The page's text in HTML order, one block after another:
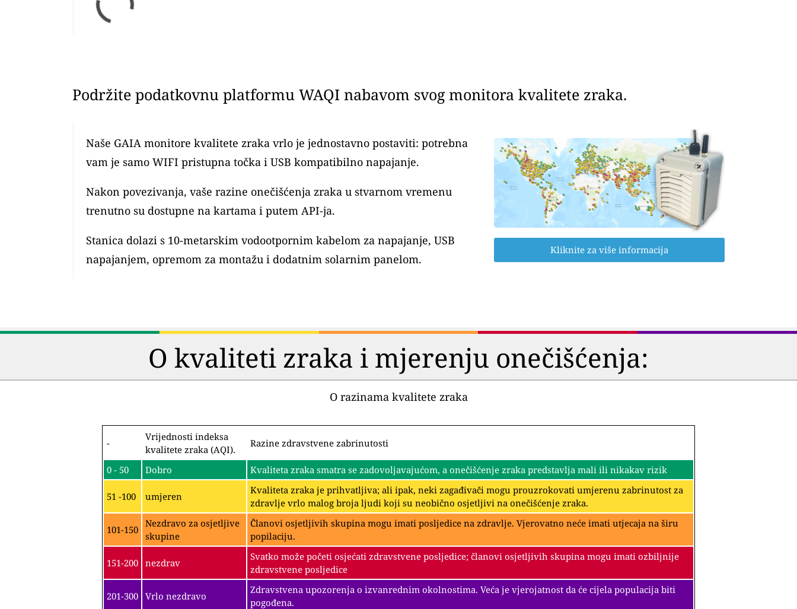
Podržite podatkovnu platformu WAQI nabavom svog monitora kvalitete zraka.
Naše GAIA monitore kvalitete zraka vrlo je jednostavno postaviti: potrebna
vam je samo WIFI pristupna točka i USB kompatibilno napajanje.
Nakon povezivanja, vaše razine onečišćenja zraka u stvarnom vremenu
trenutno su dostupne na kartama i putem API-ja.
Stanica dolazi s 10-metarskim vodootpornim kabelom za napajanje, USB
napajanjem, opremom za montažu i dodatnim solarnim panelom.
Kliknite za više informacija
O kvaliteti zraka i mjerenju onečišćenja:
O razinama kvalitete zraka
-
Vrijednosti indeksa
kvalitete zraka (AQI).
Razine zdravstvene zabrinutosti
0 - 50 Dobro Kvaliteta zraka smatra se zadovoljavajućom, a onečišćenje zraka predstavlja mali ili nikakav rizik
51 -100 umjeren
Kvaliteta zraka je prihvatljiva; ali ipak, neki zagađivači mogu prouzrokovati umjerenu zabrinutost za
zdravlje vrlo malog broja ljudi koji su neobično osjetljivi na onečišćenje zraka.
101-150
Nezdravo za osjetljive
skupine
Članovi osjetljivih skupina mogu imati posljedice na zdravlje. Vjerovatno neće imati utjecaja na širu
popilaciju.
151-200 nezdrav
Svatko može početi osjećati zdravstvene posljedice; članovi osjetljivih skupina mogu imati ozbiljnije
zdravstvene posljedice
201-300 Vrlo nezdravo
Zdravstvena upozorenja o izvanrednim okolnostima. Veća je vjerojatnost da će cijela populacija biti
pogođena.